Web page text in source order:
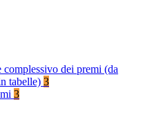
complessivo dei premi (da
tabelle) 3
3